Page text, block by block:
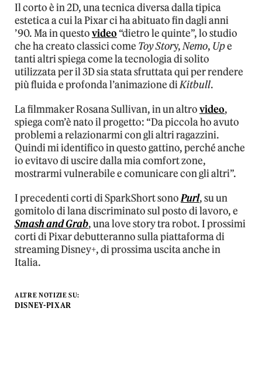
Il corto è in 2D, una tecnica diversa dalla tipica
estetica a cui la Pixar ci ha abituato fin dagli anni
’90. Ma in questovideo “dietro le quinte”, lo studio
che ha creato classici come Toy Story,Nemo, Upe
tanti altri spiega come la tecnologia di solito
utilizzata per il 3D sia stata sfruttata qui per rendere
più fluida e profonda l’animazione diKitbull.
La filmmaker Rosana Sullivan, in un altrovideo,
spiega com’è nato il progetto: “Da piccola ho avuto
problemi a relazionarmi con gli altri ragazzini.
Quindi mi identifico in questo gattino, perché anche
io evitavo di uscire dalla mia comfort zone,
mostrarmi vulnerabile e comunicare con gli altri”.
I precedenti corti di SparkShort sonoPurl, su un
gomitolo di lana discriminato sul posto di lavoro, e
Smash and Grab, una love story tra robot. I prossimi
corti di Pixar debutteranno sulla piattaforma di
streaming Disney+, di prossima uscita anche in
Italia.
ALTRE NOTIZIE SU:
DISNEY-PIXAR